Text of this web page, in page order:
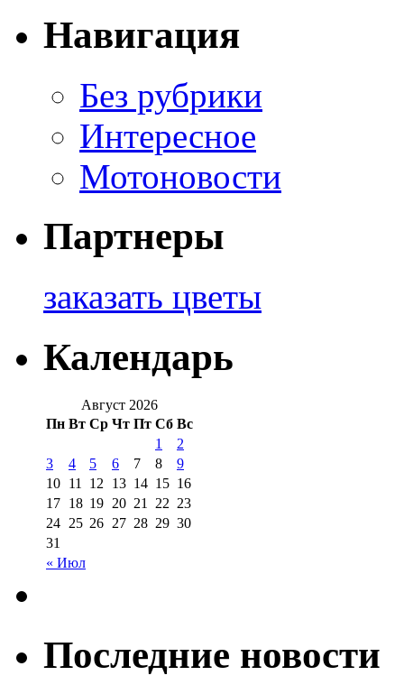
Навигация
Без рубрики
Интересное
Мотоновости
Партнеры
заказать цветы
Календарь
Август 2026
Пн Вт Ср Чт Пт Сб Вс
« Июл
1
2
3
4 5 6 7 8
9
10 11 12 13 14 15 16
17 18 19 20 21 22 23
24 25 26 27 28 29 30
31
Последние новости